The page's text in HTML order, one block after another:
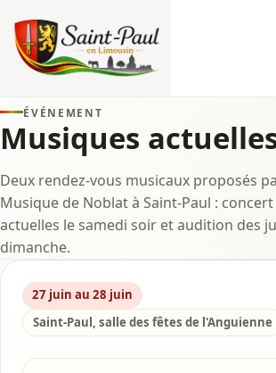
ÉVÉNEMENT
Musiques
Deux rendez-vous musicaux proposés
Musique de Noblat à Saint-Paul :
actuelles le samedi soir et audition des
dimanche.
27 juin au 28 juin
Saint-Paul, salle des fêtes de l'Anguienne